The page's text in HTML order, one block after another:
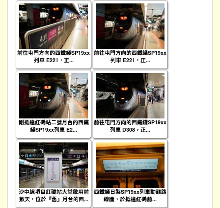
前往屯門方向的西鐵綫SP19xx
列車 E221，正...
前往屯門方向的西鐵綫SP19xx
列車 E221，正...
剛抵達紅磡站二號月台的西鐵
綫SP19xx列車 E2...
前往屯門方向的西鐵綫SP19xx
列車 D308，正...
沙中線項目紅磡站大堂啟用前
數天，位於『舊』月台的西...
西鐵綫日製SP19xx列車動態路
線圖，於抵達紅磡前...